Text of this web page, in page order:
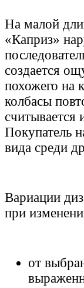
На малой
«Каприз»
создается
похожего на
колбасы
считывается
Покупатель
вида среди
Вариации
при
от